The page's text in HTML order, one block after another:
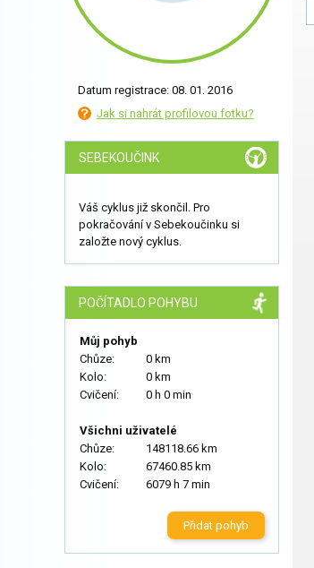
Datum registrace: 08. 01. 2016
Jak si nahrát profilovou fotku?
SEBEKOUČINK
Váš cyklus již skončil. Pro
pokračování v Sebekoučinku si
založte nový cyklus.
POČÍTADLO POHYBU
Můj pohyb
Chůze:
0 km
Kolo:
0 km
Cvičení:
0 h 0 min
Všichni uživatelé
Chůze:
148118.66 km
Kolo:
67460.85 km
Cvičení:
6079 h 7 min
Přidat pohyb